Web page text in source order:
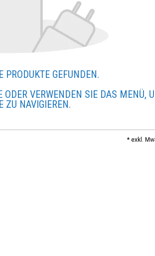
PRODUKTE GEFUNDEN.
VERWENDEN SIE DAS MENÜ,
ZU NAVIGIEREN.
* exkl.